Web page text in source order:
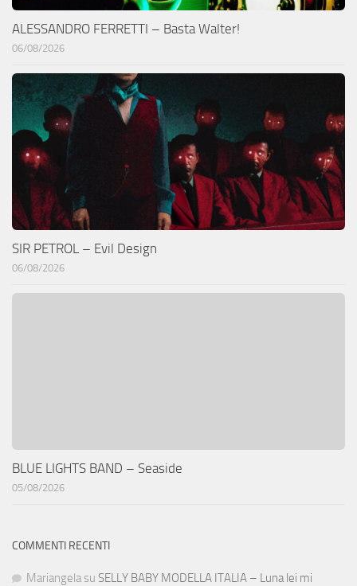
ALESSANDRO FERRETTI – Basta Walter!
06/08/2026
SIR PETROL – Evil Design
06/08/2026
BLUE LIGHTS BAND – Seaside
05/08/2026
COMMENTI RECENTI
Mariangela su SELLY BABY MODELLA ITALIA – Luna lei mi